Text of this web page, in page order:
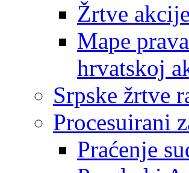
Žrtve
Mape
hrvatskoj
Srpske žrtve
Procesuirani
Praćenje